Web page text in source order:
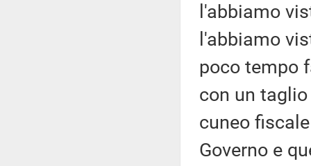
l'abbiamo
l'abbiamo
poco tempo
con un
cuneo
Governo e